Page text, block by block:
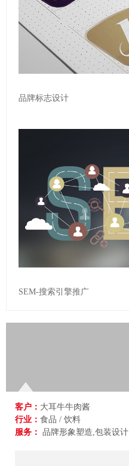
品牌标志设计
SEM-搜索引擎推广
客户： 大耳牛牛肉酱
行业： 食品 / 饮料
服务： 品牌形象塑造,包装设计